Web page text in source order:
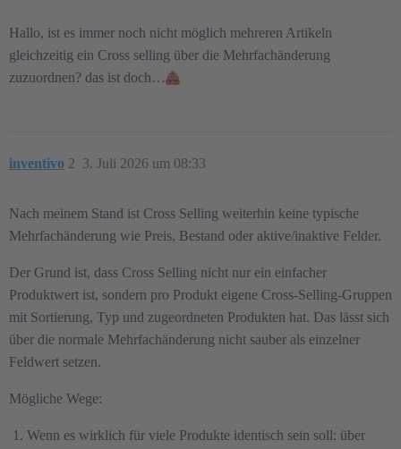
Hallo, ist es immer noch nicht möglich mehreren Artikeln
gleichzeitig ein Cross selling über die Mehrfachänderung
zuzuordnen? das ist doch…
inventivo 3. Juli 2026 um 08:33
2
Nach meinem Stand ist Cross Selling weiterhin keine typische
Mehrfachänderung wie Preis, Bestand oder aktive/inaktive Felder.
Der Grund ist, dass Cross Selling nicht nur ein einfacher
Produktwert ist, sondern pro Produkt eigene Cross-Selling-Gruppen
mit Sortierung, Typ und zugeordneten Produkten hat. Das lässt sich
über die normale Mehrfachänderung nicht sauber als einzelner
Feldwert setzen.
Mögliche Wege:
Wenn es wirklich für viele Produkte identisch sein soll: über